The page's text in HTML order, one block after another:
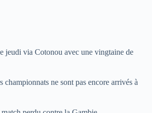
jeudi via Cotonou avec une vingtaine de
ne sont pas encore arrivés à